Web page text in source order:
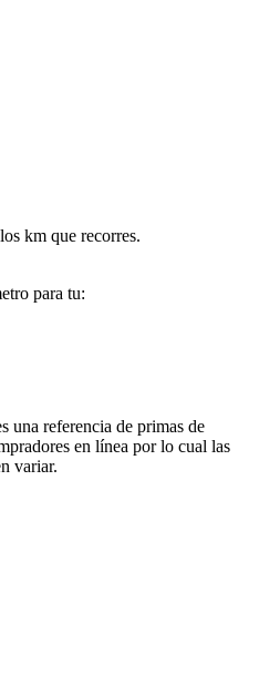
km que recorres.
para tu:
una referencia de primas de
en línea por lo cual las
variar.